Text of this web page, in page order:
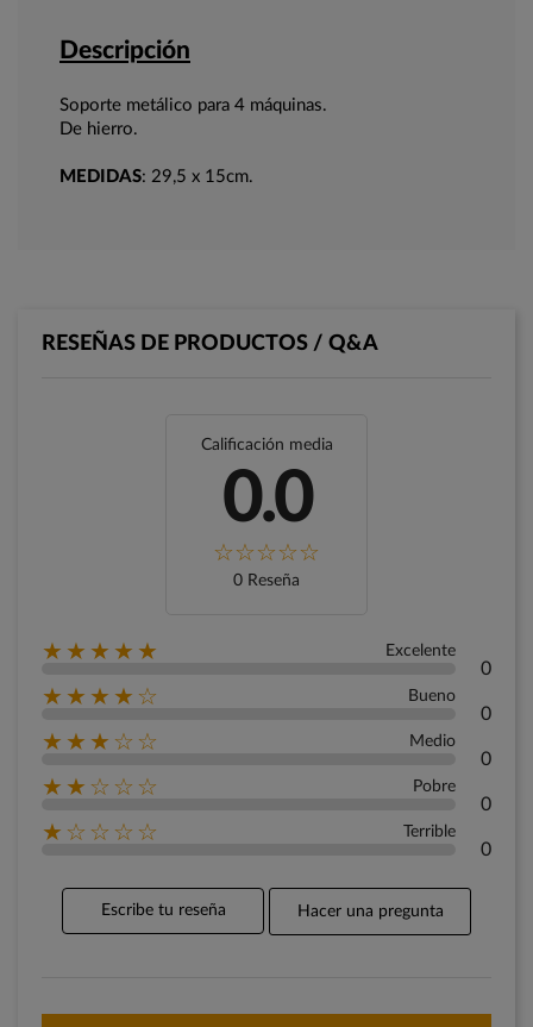
Descripción
Soporte metálico para 4 máquinas.
De hierro.
MEDIDAS: 29,5 x 15cm.
RESEÑAS DE PRODUCTOS / Q&A
Calificación media
0.0
0 Reseña
★★★★★ Excelente
0
★★★★☆ Bueno
0
★★★☆☆ Medio
0
★★☆☆☆ Pobre
0
★☆☆☆☆ Terrible
0
Escribe tu reseña Hacer una pregunta